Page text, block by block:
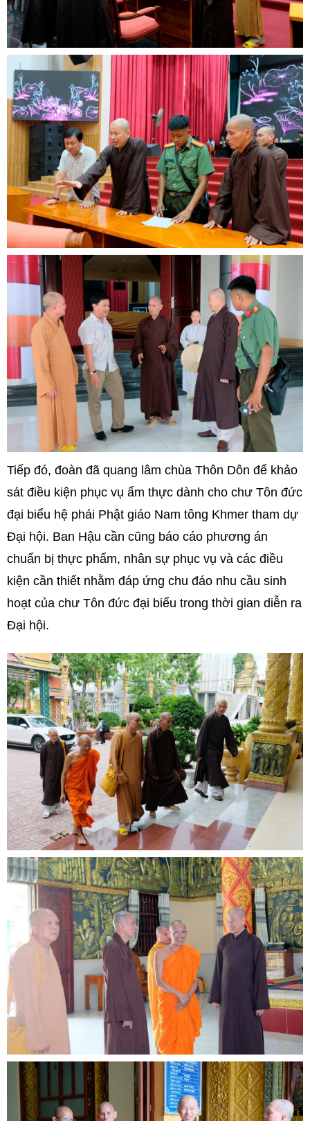
Tiếp đó, đoàn đã quang lâm chùa Thôn Dôn để khảo
sát điều kiện phục vụ ẩm thực dành cho chư Tôn đức
đại biểu hệ phái Phật giáo Nam tông Khmer tham dự
Đại hội. Ban Hậu cần cũng báo cáo phương án
chuẩn bị thực phẩm, nhân sự phục vụ và các điều
kiện cần thiết nhằm đáp ứng chu đáo nhu cầu sinh
hoạt của chư Tôn đức đại biểu trong thời gian diễn ra
Đại hội.